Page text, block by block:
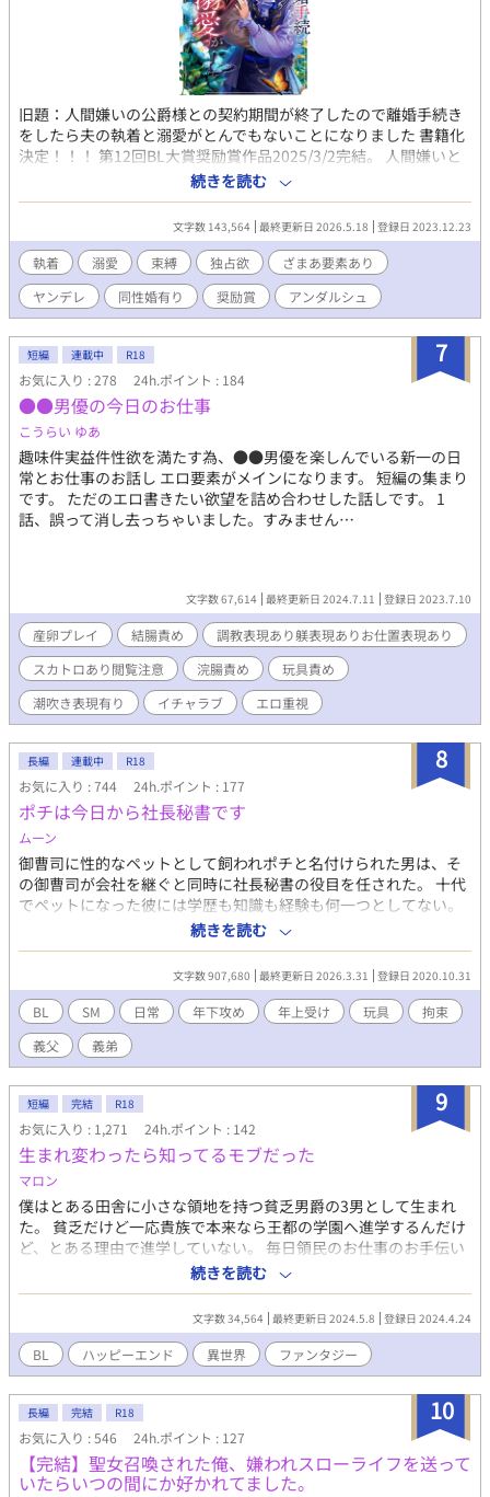
旧題：人間嫌いの公爵様との契約期間が終了したので離婚手続き
をしたら夫の執着と溺愛がとんでもないことになりました 書籍化
決定！！！ 第12回BL大賞奨励賞作品2025/3/2完結。 人間嫌いと
言われた公爵様に嫁いで3年。最初こそどうなるかと思ったものの
自分としては公爵の妻として努力してきたつもりだ。 男同士でも
結婚できる時代とはいえ、その同性愛結婚の先駆けの1人にされた
僕。なんてことを言いつつも、嫌々嫁いだわけじゃなくて僕は運
良く好きになった人に嫁いだので政略結婚万歳と今でも思ってい
る。 だけど相手は人嫌いの公爵様。初夜なんて必要なことを一方
的に話されただけで、翌日にどころかその日にお仕事に行ってし
まうような人だ。だから使用人にも舐められるし、割と肩身は狭
かった。 いくら惚れた相手と結婚できてもこれが毎日では参って
しまう。だから自分から少しでも過ごしやすい日々を送るために
そんな夫に提案したのだ。 三年間白い結婚を続けたら必ず離婚す
るから、三年間仕事でどうしても時間が取れない日を除いて毎日
公爵様と関わる時間がほしいと。 どんなに人嫌いでも約束は守っ
てくれる人だと知っていたからできた提案だ。この契約のおかげ
で毎日辛くても頑張れた。 しかし、そんな毎日も今日で終わり。
これからは好きな人から離れた生活になるのは残念なものの、同
時に使用人たちからの冷遇や公爵様が好きな令嬢たちの妬みから
の辛い日々から解放されるので悪い事ばかりではない。 最近は関
いで無駄な時間をとらされる邪魔な僕がいなくなって内心喜んで
いるかもしれない。それでもたまにはあんな奴がいたなと思い出
してくれたら嬉しいなあ、なんて思っていたのに……。 「何故離
婚の手続きをした？何か不満でもあるのなら直す。だから離れて
いかないでくれ」 「え？」 なんだか公爵様の様子がおかしい？
「誰よりも愛している。願うなら私だけの檻に閉じ込めたい」
「ふぇっ！？」 あまりの態度の変わりように僕はもうどうすれば
いいかわかりません！！
続きを読む
文字数 143,564 最終更新日 2026.5.18 登録日 2023.12.23
執着 溺愛 束縛 独占欲
ざまあ要素あり
ヤンデレ
同性婚有り 奨励賞 アンダルシュ
7
短編 連載中 R18
お気に入り : 278 24h.ポイント : 184
●●男優の今日のお仕事
こうらい ゆあ
趣味件実益件性欲を満たす為、●●男優を楽しんでいる新一の日
常とお仕事のお話し エロ要素がメインになります。 短編の集まり
です。 ただのエロ書きたい欲望を詰め合わせした話しです。 1
話、誤って消し去っちゃいました。すみません…
文字数 67,614 最終更新日 2024.7.11 登録日 2023.7.10
産卵プレイ 結腸責め
調教表現あり躾表現ありお仕置表現あり
スカトロあり閲覧注意
浣腸責め
玩具責め
潮吹き表現有り
イチャラブ エロ重視
8
長編 連載中 R18
お気に入り : 744 24h.ポイント : 177
ポチは今日から社長秘書です
ムーン
御曹司に性的なペットとして飼われポチと名付けられた男は、そ
の御曹司が会社を継ぐと同時に社長秘書の役目を任された。 十代
でペットになった彼には学歴も知識も経験も何一つとしてない。
彼は何年も犬として過ごしており、人間の社会生活から切り離さ
れていた。 これはそんなポチという名の男が凄腕社長秘書になる
までの物語──などではなく、性的にもてあそばれる場所が豪邸
からオフィスへと変わったペットの日常を綴ったものである。 サ
ディスト若社長の椅子となりマットとなり昼夜を問わず性的なご
奉仕！ 仕事の合間を縫って一途な先代社長との甘い恋人生活を堪
能！ 先々代様からの無茶振り、知り合いからの恋愛相談、従弟の
問題もサラッと解決！ 社長のスケジュール・体調・機嫌・性欲な
どの管理、全てポチのお仕事です！ ※「俺の名前は今日からポチ
です」の続編ですが、前作を知らなくても楽しめる作りになって
います。 ※前作にはほぼ皆無のオカルト要素が加わっています、
ホラー演出はありませんのでご安心ください。 ※主人公は社長に
対しては受け、先代社長に対しては攻めになります。 ※一話目だ
け三人称、それ以降は主人公の一人称となります。 ※ぷろろーぐ
の後は過去回想が始まり、ゆっくりとぷろろーぐの時間に戻って
いきます。 ※タイトルがひらがな以外の話は主人公以外のキャラ
の視点です。 ※拙作「俺の名前は今日からポチです」「ストーカ
ー気質な青年の恋は実るのか」「とある大学生の遅過ぎた初恋」
「いわくつきの首塚を壊したら霊姦体質になりまして、周囲の男
共の性奴隷に堕ちました」の世界の未来となっており、その作品
のキャラも一部出ますが、もちろんこれ単体でお楽しみいただけ
ます。 含まれる要素 ※主人公以外のカプ描写 ※攻めの女装、コス
プレ。 ※義弟、義父との円満二股。３Ｐも稀に。 ※鞭、蝋燭、尿
道ブジー、その他諸々の玩具を使ったＳＭプレイ。 ※野外、人
前、見せつけ諸々の恥辱プレイ。 ※暴力的なプレイを口でしか嫌
がらない真性ドＭ。
続きを読む
文字数 907,680 最終更新日 2026.3.31 登録日 2020.10.31
BL SM 日常 年下攻め 年上受け 玩具
拘束
義父
義弟
9
短編 完結 R18
お気に入り : 1,271 24h.ポイント : 142
生まれ変わったら知ってるモブだった
マロン
僕はとある田舎に小さな領地を持つ貧乏男爵の3男として生まれ
た。 貧乏だけど一応貴族で本来なら王都の学園へ進学するんだけ
ど、とある理由で進学していない。 毎日領民のお仕事のお手伝い
をして平民の困り事を聞いて回るのが僕のしごとだ。 この日も牧
場のお手伝いに向かっていたんだ。 その時そばに立っていた大き
な樹に雷が落ちた。ビックリして転んで頭を打った。 その瞬間に
思い出したんだ。 僕の前世のことを・・・この世界は僕の奥さん
が描いてたBL漫画の世界でモーブル・テスカはその中に出てきた
モブだったということを。
続きを読む
文字数 34,564 最終更新日 2024.5.8 登録日 2024.4.24
BL ハッピーエンド 異世界 ファンタジー
10
長編 完結 R18
お気に入り : 546 24h.ポイント : 127
【完結】聖女召喚された俺、嫌われスローライフを送って
いたらいつの間にか好かれてました。